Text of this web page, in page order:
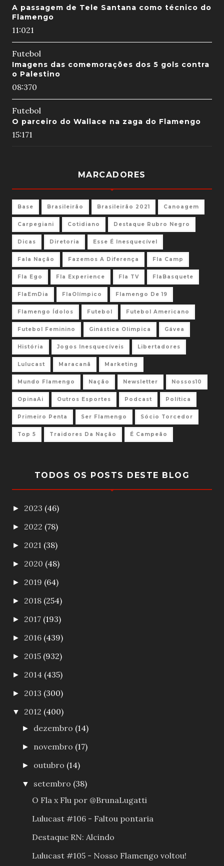
A passagem de Tele Santana como técnico do
Flamengo
11:021
Futebol
Imagens das comemorações dos 5 gols contra
o Palestino
08:370
Futebol
O parceiro do Wallace na zaga do Flamengo
15:171
MARCADORES
Base Brasileirão Brasileirão 2021 Canoagem
Carpegiani Cotidiano Destaque Rubro Negro
Dicas Diretoria Esse É Inesquecível
Fala Nação Fazemos A Diferença Fla Camp
Fla Ego Fla Experience Fla TV FlaBasquete
FlaEmDia FlaOlímpico Flamengo De 19
Flamengo Ídolos Futebol Futebol Americano
Futebol Feminino Ginástica Olimpica Gávea
História Jogos Inesquecíveis Libertadores
Lulucast Maracanã Marketing
Mundo Flamengo Nação Newsletter Nossos10
OpinaAi Outros Esportes Podcast Política
Primeiro Penta Ser Flamengo Sócio Torcedor
Top 5 Traidores Da Nação É Campeão
TODOS OS POSTS DESTE BLOG
► 2023 (46)
► 2022 (78)
► 2021 (38)
► 2020 (48)
► 2019 (64)
► 2018 (254)
► 2017 (193)
► 2016 (439)
► 2015 (932)
► 2014 (435)
► 2013 (300)
▼ 2012 (400)
► dezembro (14)
► novembro (17)
► outubro (14)
▼ setembro (38)
O Fla x Flu por @BrunaLugatti
Lulucast #106 - Faltou pontaria
Destaque RN: Alcindo
Lulucast #105 - Nosso Flamengo voltou!